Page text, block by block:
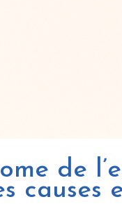
de
causes